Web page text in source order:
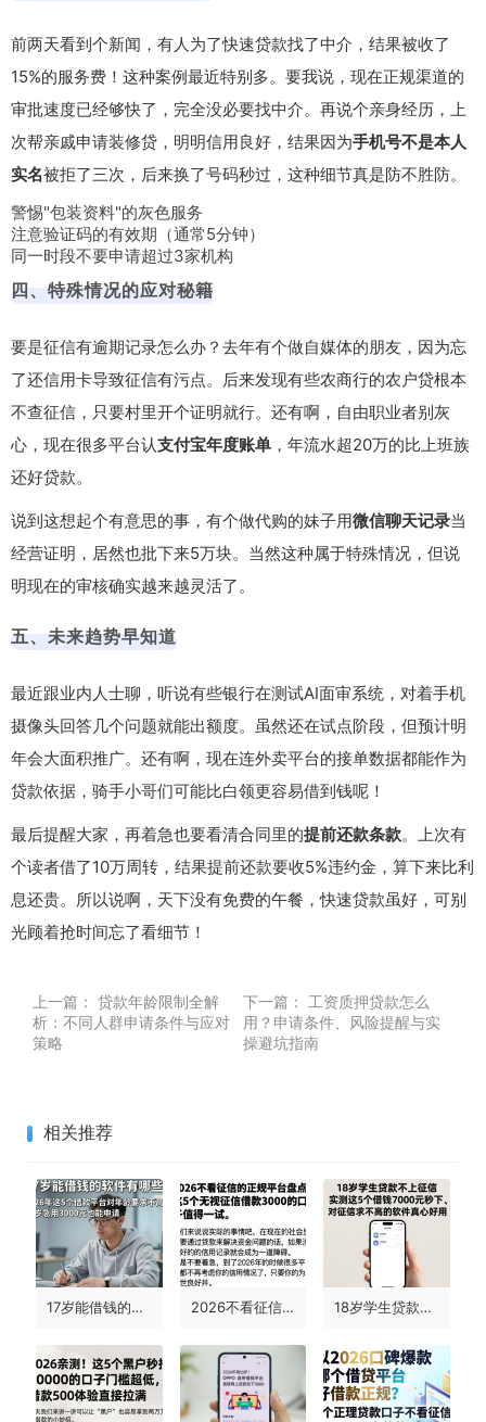
前两天看到个新闻，有人为了快速贷款找了中介，结果被收了
15%的服务费！这种案例最近特别多。要我说，现在正规渠道的
审批速度已经够快了，完全没必要找中介。再说个亲身经历，上
次帮亲戚申请装修贷，明明信用良好，结果因为手机号不是本人
实名被拒了三次，后来换了号码秒过，这种细节真是防不胜防。
警惕"包装资料"的灰色服务
注意验证码的有效期（通常5分钟）
同一时段不要申请超过3家机构
四、特殊情况的应对秘籍
要是征信有逾期记录怎么办？去年有个做自媒体的朋友，因为忘
了还信用卡导致征信有污点。后来发现有些农商行的农户贷根本
不查征信，只要村里开个证明就行。还有啊，自由职业者别灰
心，现在很多平台认支付宝年度账单 ，年流水超20万的比上班族
还好贷款。
说到这想起个有意思的事，有个做代购的妹子用微信聊天记录当
经营证明，居然也批下来5万块。当然这种属于特殊情况，但说
明现在的审核确实越来越灵活了。
五、未来趋势早知道
最近跟业内人士聊，听说有些银行在测试AI面审系统 ，对着手机
摄像头回答几个问题就能出额度。虽然还在试点阶段，但预计明
年会大面积推广。还有啊，现在连外卖平台的接单数据都能作为
贷款依据，骑手小哥们可能比白领更容易借到钱呢！
最后提醒大家，再着急也要看清合同里的提前还款条款。上次有
个读者借了10万周转，结果提前还款要收5%违约金，算下来比利
息还贵。所以说啊，天下没有免费的午餐，快速贷款虽好，可别
光顾着抢时间忘了看细节！
上一篇： 贷款年龄限制全解
析：不同人群申请条件与应对
策略
下一篇：
工资质押贷款怎么
用？申请条件、风险提醒与实
操避坑指南
相关推荐
17岁能借钱的软件有哪些？2026年这5个借款平台对年龄要求不高，17岁急用3000元也能申请 2026不看征信的正规平台盘点！这5个无视征信借款3000的口子值得一试 18岁学生贷款不上征信，实测这5个借钱7000元秒下、对征信要求不高的软件真心好用